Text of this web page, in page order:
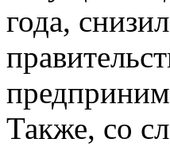
года,
Также, со